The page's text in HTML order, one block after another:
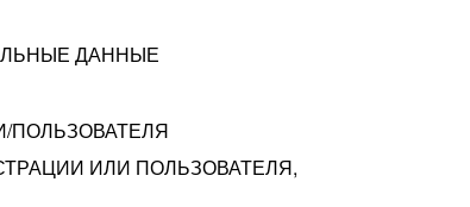
ДАННЫЕ
ПОЛЬЗОВАТЕЛЯ
ИЛИ ПОЛЬЗОВАТЕЛЯ,